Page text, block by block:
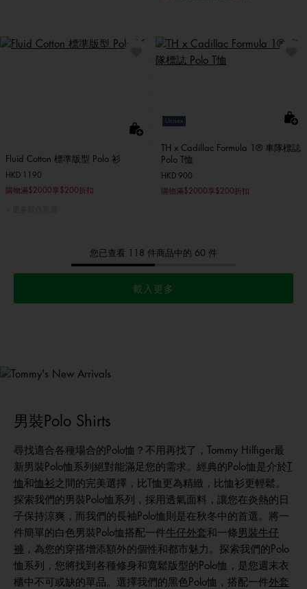
Fluid Cotton 標準版型 Polo 衫
HKD 1190
購物滿$2000享$200折扣
Unisex
TH x Cadillac Formula 1® 車隊標誌
Polo T恤
HKD 900
購物滿$2000享$200折扣
您已查看 118 件商品中的 60 件
載入更多
男裝Polo Shirts
尋找適合各種場合的Polo恤？不用再找了，Tommy Hilfiger最
新男裝Polo恤系列絕對能滿足您的需求。經典的Polo恤是介於
恤和 恤衫 之間的完美選擇，比T恤更為精緻，比恤衫更輕鬆。
探索我們的男裝Polo恤系列，採用透氣面料，讓您在炎熱的日
子保持涼爽，而我們的長袖Polo恤則是在秋冬中的首選。將一
件簡單的白色男裝Polo恤搭配一件牛仔外套和一條 男裝牛仔
褲 ，為您的穿搭增添額外的個性和都市魅力。探索我們的Polo
恤系列，您將找到各種修身和寬鬆版型的Polo恤，是您週末衣
櫃中不可或缺的單品。選擇我們的黑色Polo恤，搭配一件外套